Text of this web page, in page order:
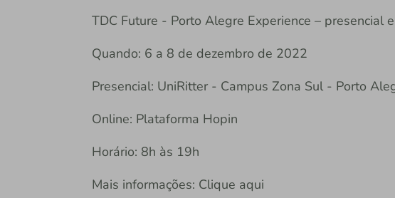
TDC Future - Porto Alegre Experience – presencial
Quando: 6 a 8 de dezembro de 2022
Presencial: UniRitter - Campus Zona Sul - Porto
Online: Plataforma Hopin
Horário: 8h às 19h
Mais informações: Clique aqui